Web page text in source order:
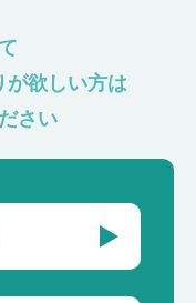
が欲しい方は
さい